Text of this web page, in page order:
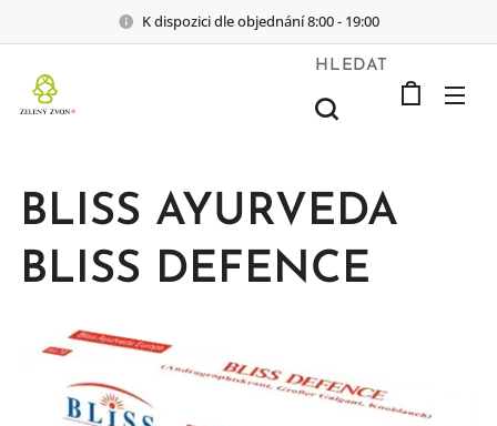
K dispozici dle objednání 8:00 - 19:00
HLEDAT
BLISS AYURVEDA
BLISS DEFENCE